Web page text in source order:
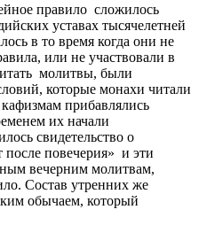
правило сложилось
уставах тысячелетней
в то время когда они не
или не участвовали в
молитвы, были
которые монахи читали
прибавлялись
их начали
свидетельство о
после повечерия» и эти
вечерним молитвам,
Состав утренних же
обычаем, который